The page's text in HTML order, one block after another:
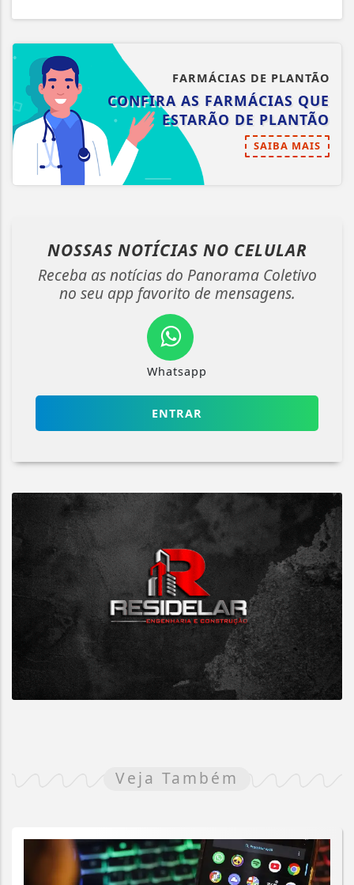
FARMÁCIAS DE PLANTÃO
CONFIRA AS FARMÁCIAS QUE
ESTARÃO DE PLANTÃO
SAIBA MAIS
NOSSAS NOTÍCIAS NO CELULAR
Receba as notícias do Panorama Coletivo
no seu app favorito de mensagens.
Whatsapp
ENTRAR
Veja Também